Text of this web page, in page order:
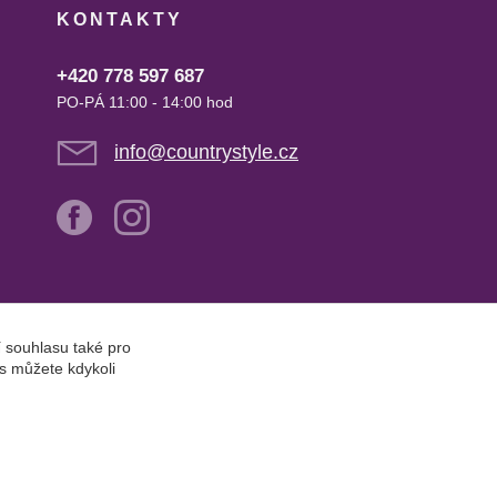
KONTAKTY
+420 778 597 687
PO-PÁ 11:00 - 14:00 hod
info@countrystyle.cz
také pro
můžete kdykoli